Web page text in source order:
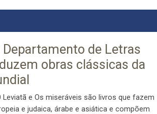
Departamento de Letras
obras clássicas da
Leviatã e Os miseráveis são livros que fazem
e judaica, árabe e asiática e compõem